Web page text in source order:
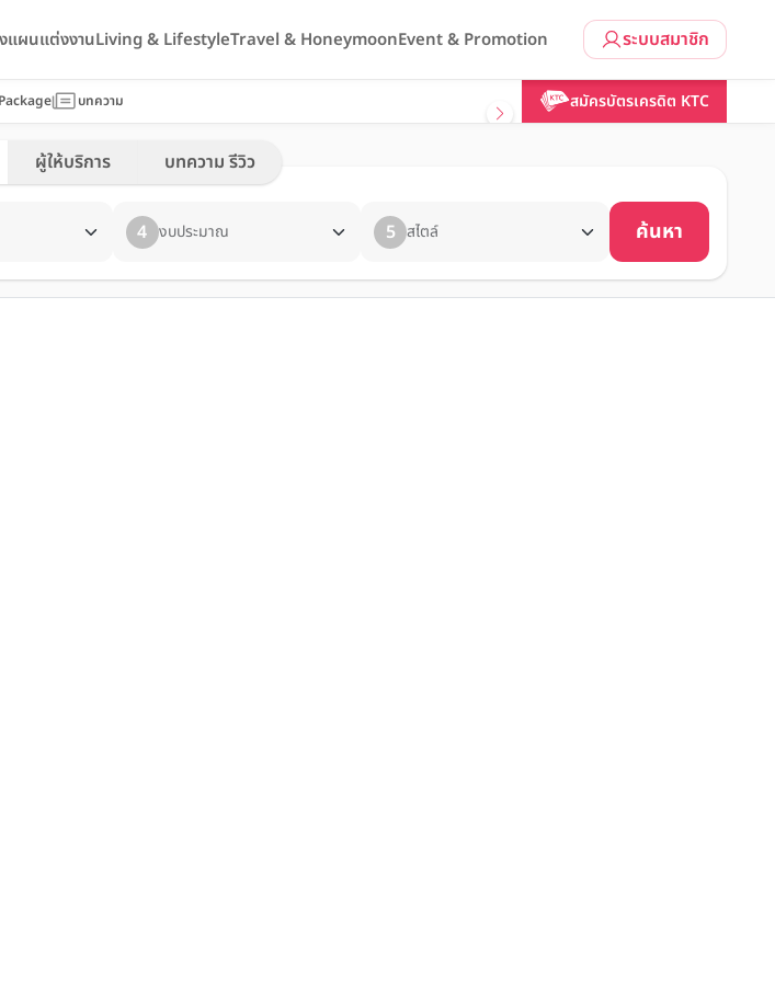
ระบบสมาชิก
แผนแต่งงานLiving & LifestyleTravel & HoneymoonEvent & Promotion
บทความ สมัครบัตรเครดิต KTC
ผู้ให้บริการ บทความ รีวิว
4 งบประมาณ 5 สไตล์ ค้นหา